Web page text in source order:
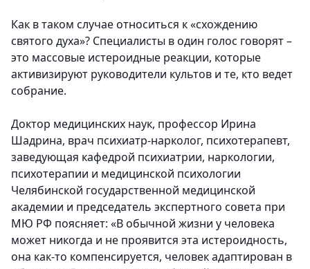
Как в таком случае относиться к «схождению
святого духа»? Специалисты в один голос говорят –
это массовые истероидные реакции, которые
активизируют руководители культов и те, кто ведет
собрание.
Доктор медицинских наук, профессор Ирина
Шадрина, врач психиатр-нарколог, психотерапевт,
заведующая кафедрой психиатрии, наркологии,
психотерапии и медицинской психологии
Челябинской государственной медицинской
академии и председатель экспертного совета при
МЮ РФ поясняет: «В обычной жизни у человека
может никогда и не проявится эта истероидность,
она как-то компенсируется, человек адаптирован в